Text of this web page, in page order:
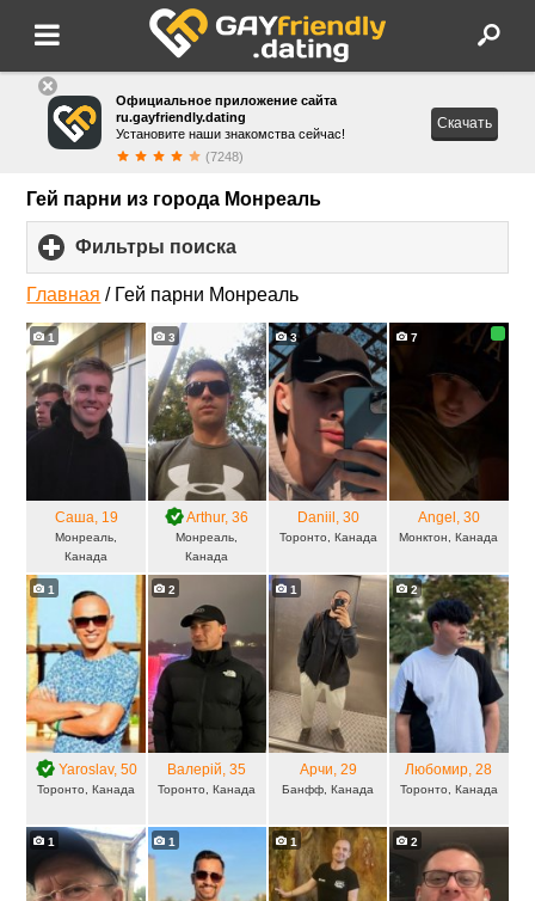
Официальное приложение сайта
ru.gayfriendly.dating
Установите наши знакомства сейчас!
(7248)
Скачать
Гей парни из города Монреаль
Фильтры поиска
to
expand
contents
Главная / Гей парни Монреаль
1
Саша, 19
Монреаль,
Канада
3
Arthur, 36
Монреаль,
Канада
3
Daniil , 30
Торонто, Канада
7
Angel , 30
Монктон, Канада
1
Yaroslav, 50
Торонто, Канада
2
Валерій, 35
Торонто, Канада
1
Арчи, 29
Банфф, Канада
2
Любомир, 28
Торонто, Канада
1 1 1 2